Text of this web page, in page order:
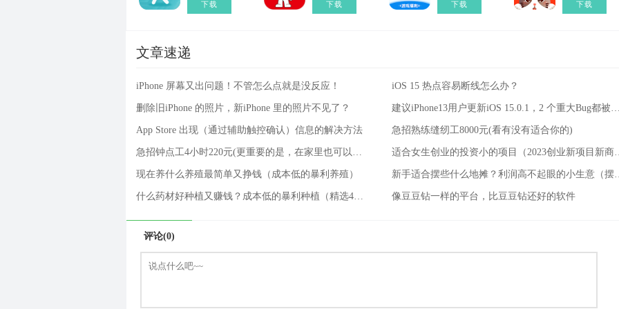
下载 下载 下载 下载
文章速递
iPhone 屏幕又出问题！不管怎么点就是没反应！ iOS 15 热点容易断线怎么办？
删除旧iPhone 的照片，新iPhone 里的照片不见了？ 建议iPhone13用户更新iOS 15.0.1，2 个重大Bug都被修好了
App Store 出现（通过辅助触控确认）信息的解决方法 急招熟练缝纫工8000元(看有没有适合你的)
急招钟点工4小时220元(更重要的是，在家里也可以工作) 适合女生创业的投
现在养什么养殖最简单又挣钱（成本低的暴利养殖） 新手适合摆些什么地
什么药材好种植又赚钱？成本低的暴利种植（精选4种） 像豆豆钻一样的平台，比豆豆钻还好的软件
评论(0)